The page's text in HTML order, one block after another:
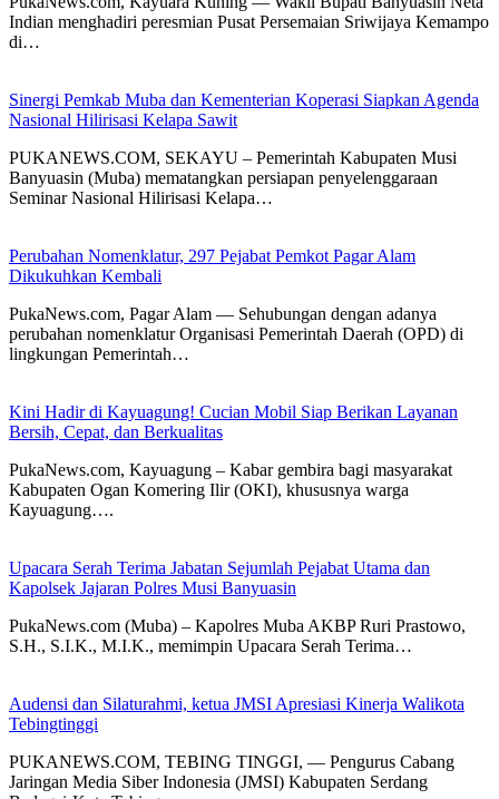
Indian menghadiri peresmian Pusat Persemaian Sriwijaya Kemampo
di…
Sinergi Pemkab Muba dan Kementerian Koperasi Siapkan Agenda
Nasional Hilirisasi Kelapa Sawit
PUKANEWS.COM, SEKAYU – Pemerintah Kabupaten Musi
Banyuasin (Muba) mematangkan persiapan penyelenggaraan
Seminar Nasional Hilirisasi Kelapa…
Perubahan Nomenklatur, 297 Pejabat Pemkot Pagar Alam
Dikukuhkan Kembali
PukaNews.com, Pagar Alam — Sehubungan dengan adanya
perubahan nomenklatur Organisasi Pemerintah Daerah (OPD) di
lingkungan Pemerintah…
Kini Hadir di Kayuagung! Cucian Mobil Siap Berikan Layanan
Bersih, Cepat, dan Berkualitas
PukaNews.com, Kayuagung – Kabar gembira bagi masyarakat
Kabupaten Ogan Komering Ilir (OKI), khususnya warga
Kayuagung….
Upacara Serah Terima Jabatan Sejumlah Pejabat Utama dan
Kapolsek Jajaran Polres Musi Banyuasin
PukaNews.com (Muba) – Kapolres Muba AKBP Ruri Prastowo,
S.H., S.I.K., M.I.K., memimpin Upacara Serah Terima…
Audensi dan Silaturahmi, ketua JMSI Apresiasi Kinerja Walikota
Tebingtinggi
PUKANEWS.COM, TEBING TINGGI, — Pengurus Cabang
Jaringan Media Siber Indonesia (JMSI) Kabupaten Serdang